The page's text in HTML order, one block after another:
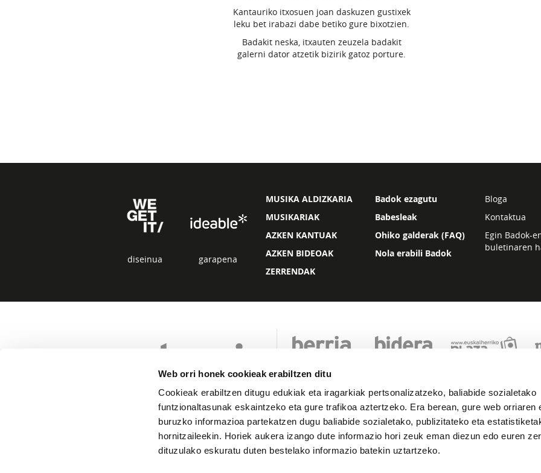
Web orri honek cookieak erabiltzen ditu
Cookieak erabiltzen ditugu edukiak eta iragarkiak pertsonalizatzeko, baliabide sozialetako
funtzionaltasunak eskaintzeko eta gure trafikoa aztertzeko. Era berean, gure web orriaren
buruzko informazioa partekatzen dugu baliabide sozialetako, publizitateko eta
hornitzaileekin. Horiek aukera izango dute informazio hori zeuk eman diezun edo euren
dituzulako eskuratu duten bestelako informazio batekin uztartzeko.
Kantauriko itxosuen joan daskuzen gustixek
leku bet irabazi dabe betiko gure bixotzien.
Badakit neska, itxauten zeuzela badakit
galerni dator atzetik bizirik gatoz porture.
diseinua garapena
MUSIKA ALDIZKARIA
MUSIKARIAK
AZKEN KANTUAK
AZKEN BIDEOAK
ZERRENDAK
Badok ezagutu
Babesleak
Ohiko galderak (FAQ)
Nola erabili Badok
Bloga
Kontaktua
Egin Badok-
buletinaren
Lege oharra Pribatutasuna Cookie politika